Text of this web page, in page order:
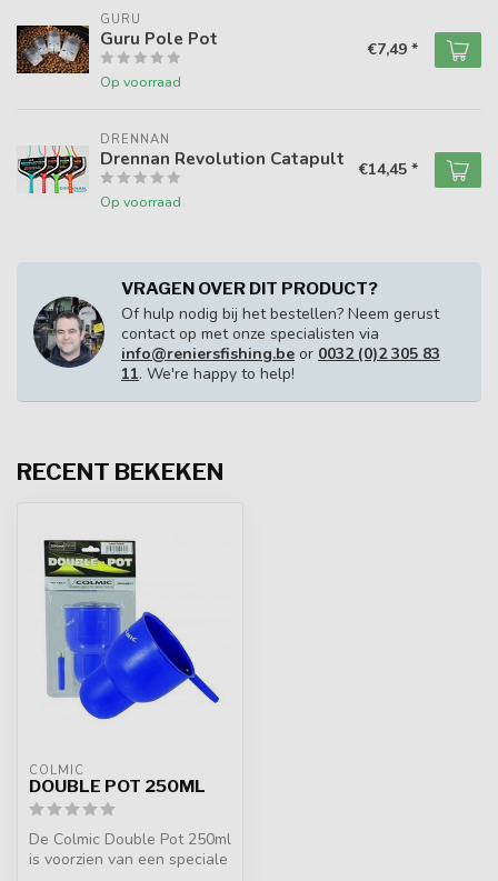
GURU
Guru Pole Pot
Op voorraad
€7,49 *
DRENNAN
Drennan Revolution Catapult
Op voorraad
€14,45 *
VRAGEN OVER DIT PRODUCT?
Of hulp nodig bij het bestellen? Neem gerust
contact op met onze specialisten via
info@reniersfishing.be or 0032 (0)2 305 83
11. We're happy to help!
RECENT BEKEKEN
COLMIC
DOUBLE POT 250ML
De Colmic Double Pot 250ml
is voorzien van een speciale